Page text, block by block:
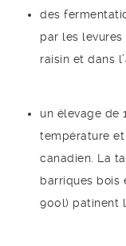
des
par les
raisin et dans
un élevage de
température
canadien. La
barriques bois
900l) patinent